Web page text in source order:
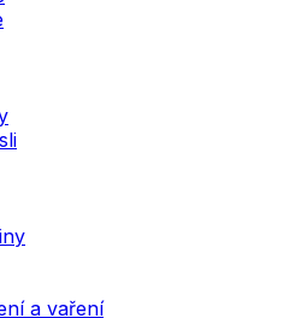
a vaření